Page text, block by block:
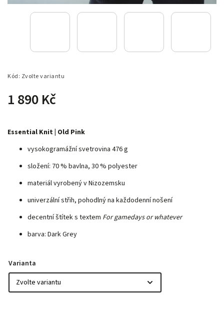
Kód: Zvolte variantu
1 890 Kč
Essential Knit | Old Pink
vysokogramážní svetrovina 476 g
složení: 70 % bavlna, 30 % polyester
materiál vyrobený v Nizozemsku
univerzální střih, pohodlný na každodenní nošení
decentní štítek s textem For gamedays or whatever
barva: Dark Grey
Varianta